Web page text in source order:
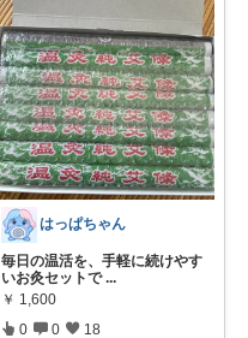
はっぱちゃん
毎日の温活を、手軽に続けやす
いお灸セットで ...
￥ 1,600
0 0 18